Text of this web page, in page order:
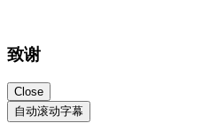
致谢
Close
自动滚动字幕